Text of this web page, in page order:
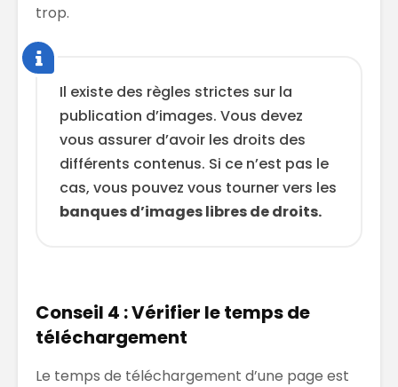
trop.
Il existe des règles strictes sur la
publication d’images. Vous devez
vous assurer d’avoir les droits des
différents contenus. Si ce n’est pas le
cas, vous pouvez vous tourner vers les
banques d’images libres de droits.
Conseil 4 : Vérifier le temps de
téléchargement
Le temps de téléchargement d’une page est